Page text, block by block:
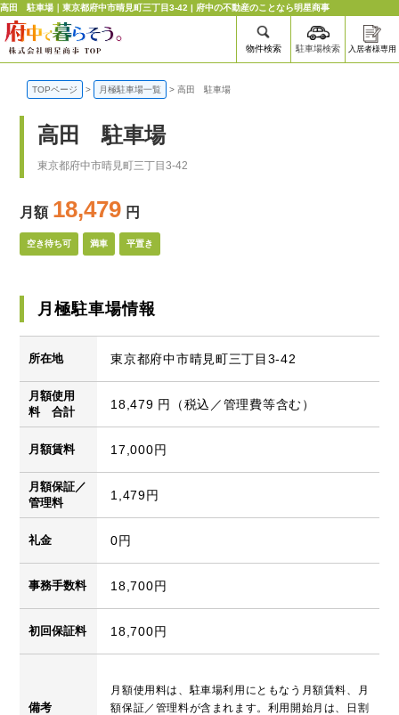
高田 駐車場｜東京都府中市晴見町三丁目3-42 | 府中の不動産のことなら明星商事
物件検索 駐車場検索 入居者様専用
TOPページ > 月極駐車場一覧 >高田 駐車場
高田 駐車場
東京都府中市晴見町三丁目3-42
月額 18,479 円
空き待ち可 満車 平置き
月極駐車場情報
所在地 東京都府中市晴見町三丁目3-42
月額使用
料 合計
18,479 円（税込／管理費等含む）
月額賃料 17,000円
月額保証／
管理料
1,479円
礼金 0円
事務手数料 18,700円
初回保証料 18,700円
備考
月額使用料は、駐車場利用にともなう月額賃料、月
額保証／管理料が含まれます。利用開始月は、日割